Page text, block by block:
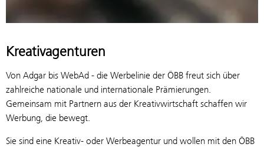
Kreativagenturen
Von Adgar bis WebAd - die Werbelinie der ÖBB freut sich über
zahlreiche nationale und internationale Prämierungen.
Gemeinsam mit Partnern aus der Kreativwirtschaft schaffen wir
Werbung, die bewegt.
Sie sind eine Kreativ- oder Werbeagentur und wollen mit den ÖBB